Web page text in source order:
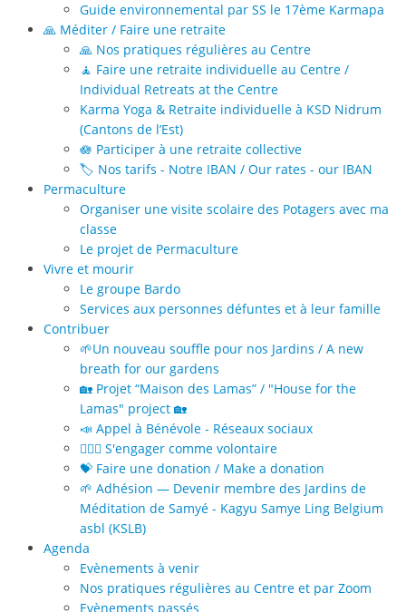
Guide environnemental par SS le 17ème Karmapa
🙏 Méditer / Faire une retraite
🙏 Nos pratiques régulières au Centre
🧘 Faire une retraite individuelle au Centre /
Individual Retreats at the Centre
Karma Yoga & Retraite individuelle à KSD Nidrum
(Cantons de l’Est)
🪷 Participer à une retraite collective
🏷️ Nos tarifs - Notre IBAN / Our rates - our IBAN
Permaculture
Organiser une visite scolaire des Potagers avec ma
classe
Le projet de Permaculture
Vivre et mourir
Le groupe Bardo
Services aux personnes défuntes et à leur famille
Contribuer
🌱Un nouveau souffle pour nos Jardins / A new
breath for our gardens
🏡 Projet “Maison des Lamas” / "House for the
Lamas" project 🏡
📣 Appel à Bénévole - Réseaux sociaux
🙋🏻‍♀️ S'engager comme volontaire
💝 Faire une donation / Make a donation
🌱 Adhésion — Devenir membre des Jardins de
Méditation de Samyé - Kagyu Samye Ling Belgium
asbl (KSLB)
Agenda
Evènements à venir
Nos pratiques régulières au Centre et par Zoom
Evènements passés